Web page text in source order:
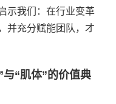
示我们：在行业变革
并充分赋能团队，才
与“肌体”的价值典